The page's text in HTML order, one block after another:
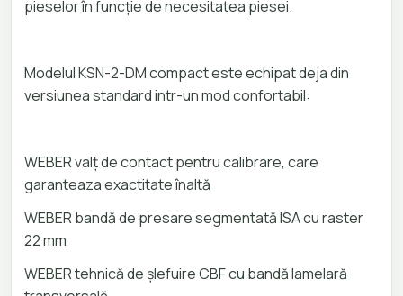
pieselor în funcție de necesitatea piesei.
Modelul KSN-2-DM compact este echipat deja din
versiunea standard intr-un mod confortabil:
WEBER valț de contact pentru calibrare, care
garanteaza exactitate înaltă
WEBER bandă de presare segmentată ISA cu raster
22 mm
WEBER tehnică de șlefuire CBF cu bandă lamelară